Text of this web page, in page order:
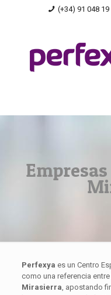
(+34) 91 048 19
Perfexya es un Centro
como una referencia
Mirasierra, apostando